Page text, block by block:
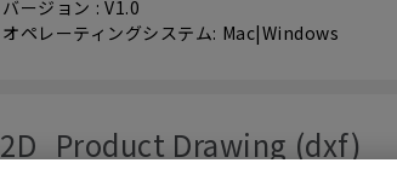
バージョン : V1.0
オペレーティングシステム: Mac|Windows
2D_Product Drawing (dxf)